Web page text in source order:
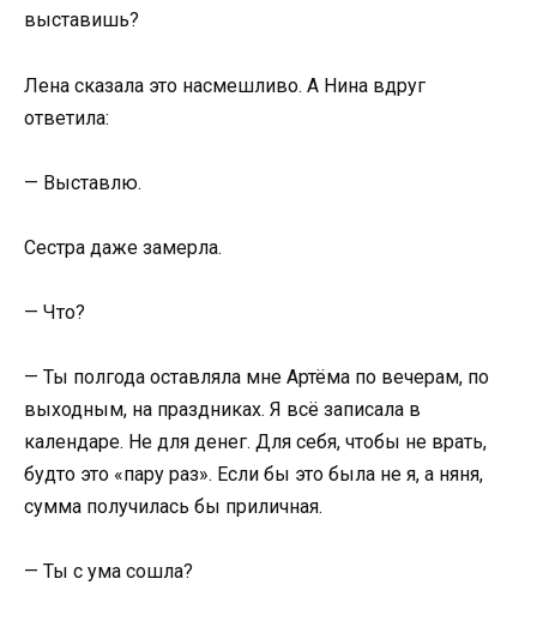
выставишь?
Лена сказала это насмешливо. А Нина вдруг
ответила:
— Выставлю.
Сестра даже замерла.
— Что?
— Ты полгода оставляла мне Артёма по вечерам, по
выходным, на праздниках. Я всё записала в
календаре. Не для денег. Для себя, чтобы не врать,
будто это «пару раз». Если бы это была не я, а няня,
сумма получилась бы приличная.
— Ты с ума сошла?